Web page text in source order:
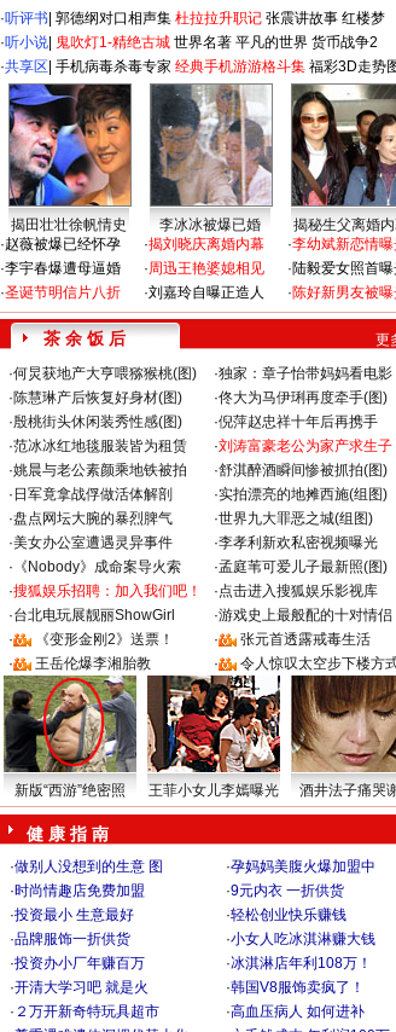
·听评书 郭德纲对口相声集 杜拉拉升职记 张震讲故事 红楼梦
·听小说 鬼吹灯1-精绝古城 世界名著 平凡的世界 货币战争2
·共享区 手机病毒杀毒专家 经典手机游游格斗集 福彩3D走势
揭田壮壮徐帆情史 李冰冰被爆已婚
揭秘生父离婚
·赵薇被爆已经怀孕
·李宇春爆遭母逼婚
·圣诞节明信片八折
·揭刘晓庆离婚内幕
·周迅王艳婆媳相见
·刘嘉玲自曝正造人
·李幼斌新恋情
·陆毅爱女照首
·陈好新男友被
茶 余 饭 后
更
·何炅获地产大亨喂猕猴桃(图) ·独家：章子怡带妈妈看电影
·陈慧琳产后恢复好身材(图) ·佟大为马伊琍再度牵手(图)
·殷桃街头休闲装秀性感(图) ·倪萍赵忠祥十年后再携手
·范冰冰红地毯服装皆为租赁 ·刘涛富豪老公为家产求生子
·姚晨与老公素颜乘地铁被拍 ·舒淇醉酒瞬间惨被抓拍(图)
· 日军竟拿战俘做活体解剖 ·实拍漂亮的地摊西施(组图)
·盘点网坛大腕的暴烈脾气 ·世界九大罪恶之城(组图)
·美女办公室遭遇灵异事件 ·李孝利新欢私密视频曝光
· 《Nobody》成命案导火索 ·孟庭苇可爱儿子最新照(图)
·搜狐娱乐招聘：加入我们吧！ ·点击进入搜狐娱乐影视库
·台北电玩展靓丽ShowGirl ·游戏史上最般配的十对情侣
·
《变形金刚2》送票！ ·
张元首透露戒毒生活
·
王岳伦爆李湘胎教 · 令人惊叹太空步下楼方
新版“西游”绝密照 王菲小女儿李嫣曝光 酒井法子痛哭
健 康 指 南
·做别人没想到的生意 图 ·孕妈妈美腹火爆加盟中
·时尚情趣店免费加盟 ·9元内衣 一折供货
·投资最小 生意最好 ·轻松创业快乐赚钱
·品牌服饰一折供货 ·小女人吃冰淇淋赚大钱
·投资办小厂年赚百万 ·冰淇淋店年利108万！
·开清大学习吧 就是火 ·韩国V8服饰卖疯了！
· ２万开新奇特玩具超市 ·高血压病人 如何进补